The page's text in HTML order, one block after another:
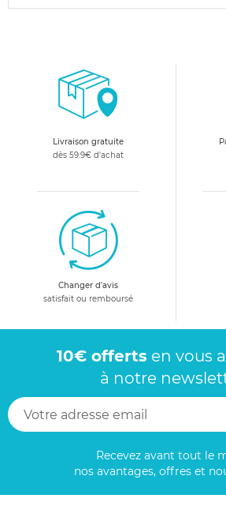
Livraison gratuite
dès 59.9€ d'achat
Changer d'avis
satisfait ou remboursé
10€ offerts en vous
à notre
Recevez avant tout le
nos avantages, offres et